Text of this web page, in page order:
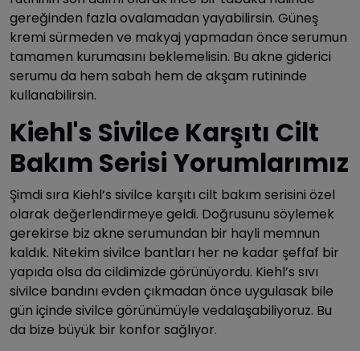
gereğinden fazla ovalamadan yayabilirsin. Güneş
kremi sürmeden ve makyaj yapmadan önce serumun
tamamen kurumasını beklemelisin. Bu akne giderici
serumu da hem sabah hem de akşam rutininde
kullanabilirsin.
Kiehl's Sivilce Karşıtı Cilt
Bakım Serisi Yorumlarımız
Şimdi sıra Kiehl’s sivilce karşıtı cilt bakım serisini özel
olarak değerlendirmeye geldi. Doğrusunu söylemek
gerekirse biz akne serumundan bir hayli memnun
kaldık. Nitekim sivilce bantları her ne kadar şeffaf bir
yapıda olsa da cildimizde görünüyordu. Kiehl’s sıvı
sivilce bandını evden çıkmadan önce uygulasak bile
gün içinde sivilce görünümüyle vedalaşabiliyoruz. Bu
da bize büyük bir konfor sağlıyor.